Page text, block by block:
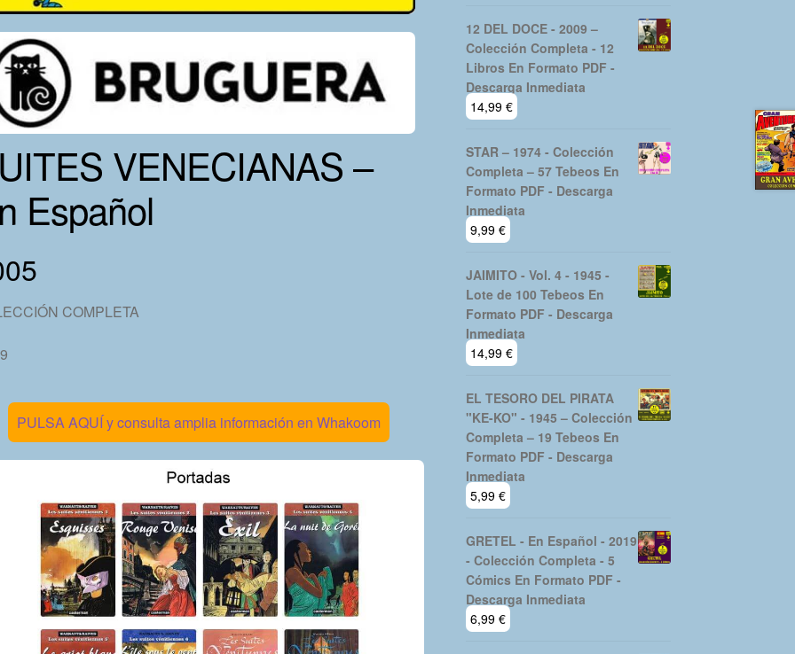
VENECIANAS –
Español
COMPLETA
PULSA AQUÍ y consulta amplia información en Whakoom
12 DEL DOCE - 2009 –
Colección Completa - 12
Libros En Formato PDF -
Descarga Inmediata
14,99 €
STAR – 1974 - Colección
Completa – 57 Tebeos En
Formato PDF - Descarga
Inmediata
9,99 €
JAIMITO - Vol. 4 - 1945 -
Lote de 100 Tebeos En
Formato PDF - Descarga
Inmediata
14,99 €
EL TESORO DEL PIRATA
"KE-KO" - 1945 – Colección
Completa – 19 Tebeos En
Formato PDF - Descarga
Inmediata
5,99 €
GRETEL - En Español - 2019
- Colección Completa - 5
Cómics En Formato PDF -
Descarga Inmediata
6,99 €